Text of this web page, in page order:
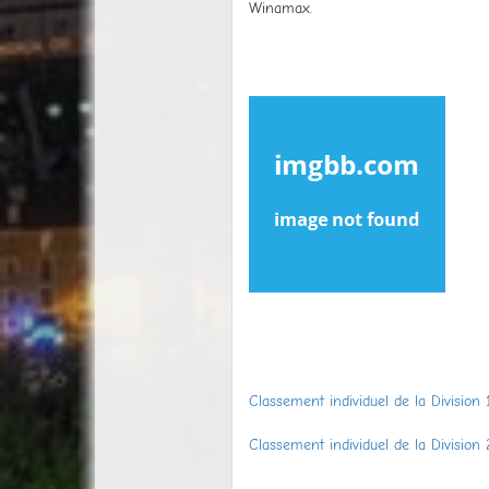
Winamax.
Classement individuel de la Division
Classement individuel de la Division